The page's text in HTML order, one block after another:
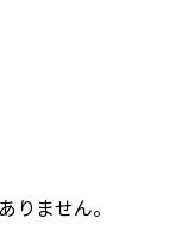
りません。